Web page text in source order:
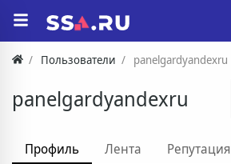
Пользователи panelgardyandexru
panelgardyandexru
Профиль Лента Репутация